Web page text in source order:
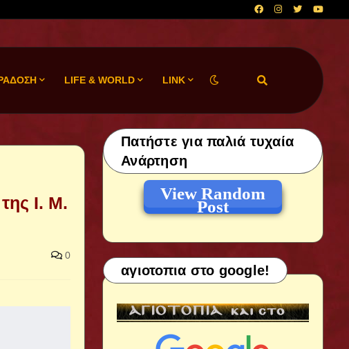
LIFE & WORLD LINK
Ι. Μ.
0
Πατήστε για παλιά τυχαία
Ανάρτηση
View Random
Post
αγιοτοπια στο google!